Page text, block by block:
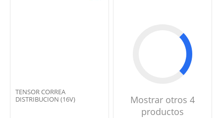
TENSOR CORREA
DISTRIBUCION (16V)
Mostrar otros 4
productos